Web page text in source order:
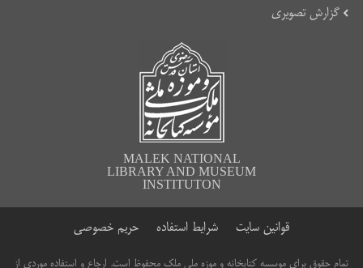
گزارش تصویری
MALEK NATIONAL
LIBRARY AND MUSEUM
INSTITUTON
قوانین سایت شرایط استفاده حریم خصوصی
تمام حقوق برای موسسه کتابخانه و موزه ملی ملک محفوظ است. ارجاع و استفاده موردی از